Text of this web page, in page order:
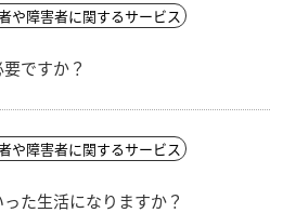
や障害者に関するサービス
ですか？
や障害者に関するサービス
た生活になりますか？